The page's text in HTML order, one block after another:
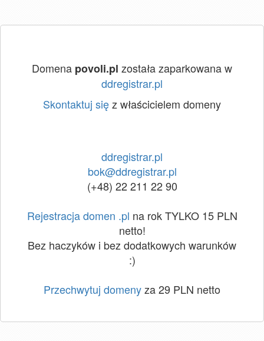
Domena povoli.pl została zaparkowana w
ddregistrar.pl
Skontaktuj sięz właścicielem domeny
ddregistrar.pl
bok@ddregistrar.pl
(+48) 22 211 22 90
Rejestracja domen .pl na rok TYLKO 15 PLN
netto!
Bez haczyków i bez dodatkowych warunków
:)
Przechwytuj domenyza 29 PLN netto